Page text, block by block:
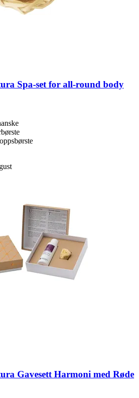
Spa-​set for all-​round body
Gavesett Harmoni med Røde